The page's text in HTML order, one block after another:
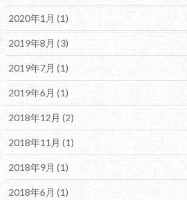
2020年1月 (1)
2019年8月 (3)
2019年7月 (1)
2019年6月 (1)
2018年12月 (2)
2018年11月 (1)
2018年9月 (1)
2018年6月 (1)